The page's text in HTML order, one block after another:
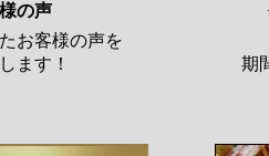
の声
お客様の声を
ます！
期